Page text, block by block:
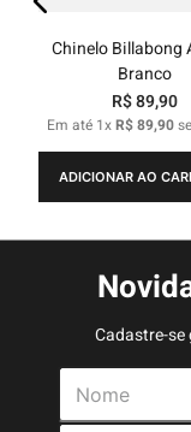
Chinelo Billabong
Branco
R$89,90
Em até 1xR$89,90
ADICIONAR AO
Cadastre-